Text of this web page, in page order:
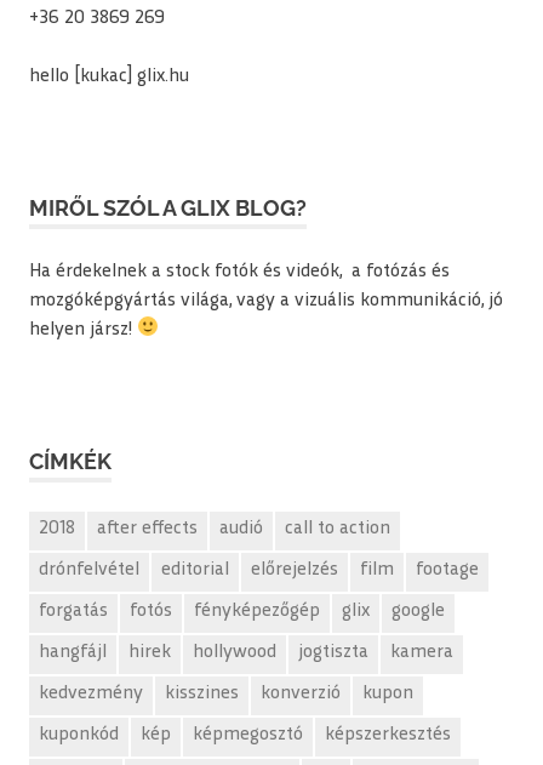
+36 20 3869 269
hello [kukac] glix.hu
MIRŐL SZÓL A GLIX BLOG?
Ha érdekelnek a stock fotók és videók, a fotózás és
mozgóképgyártás világa, vagy a vizuális kommunikáció, jó
helyen jársz!
CÍMKÉK
2018 after effects audió call to action
drónfelvétel editorial előrejelzés film footage
forgatás fotós fényképezőgép glix google
hangfájl hirek hollywood jogtiszta kamera
kedvezmény kisszines konverzió kupon
kuponkód kép képmegosztó képszerkesztés